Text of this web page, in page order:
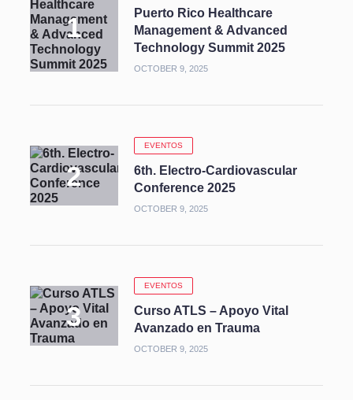
Puerto Rico Healthcare
Management & Advanced
Technology Summit 2025
OCTOBER 9, 2025
EVENTOS
6th. Electro-Cardiovascular
Conference 2025
OCTOBER 9, 2025
EVENTOS
Curso ATLS – Apoyo Vital
Avanzado en Trauma
OCTOBER 9, 2025